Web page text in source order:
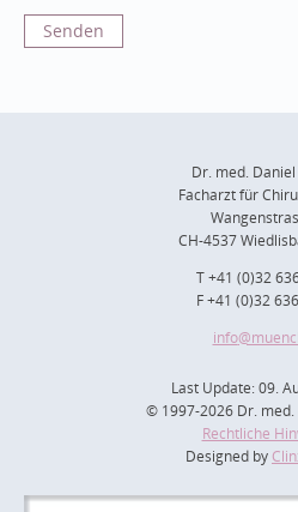
Dr. med.
Facharzt für
CH-4537
T +41 (0)32
F +41 (0)32
info
Last Update: 09.
© 1997-2026 Dr.
Rechtliche
Designed by